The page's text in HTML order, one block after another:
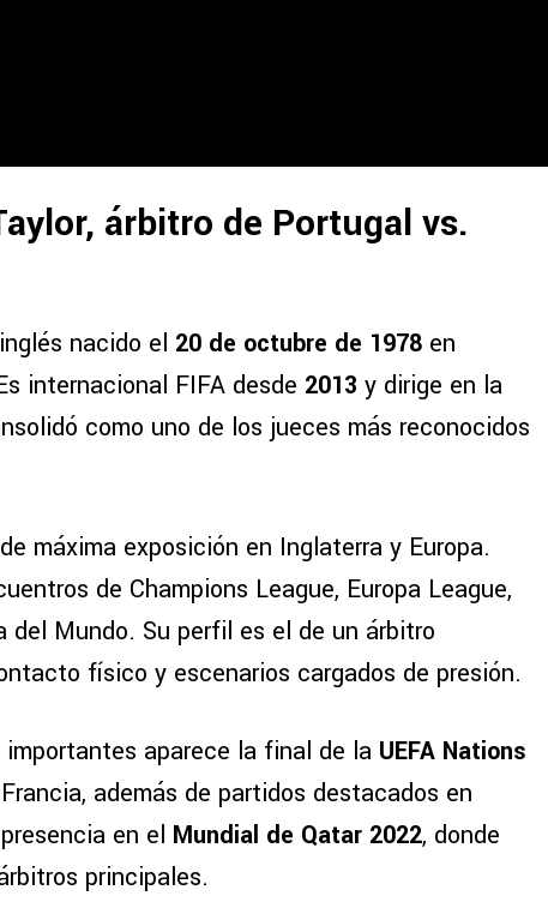
árbitro de Portugal vs.
nacido el 20 de octubre de 1978 en
internacional FIFA desde 2013 y dirige en la
como uno de los jueces más reconocidos
máxima exposición en Inglaterra y Europa.
de Champions League, Europa League,
del Mundo. Su perfil es el de un árbitro
físico y escenarios cargados de presión.
aparece la final de la UEFA Nations
además de partidos destacados en
en el Mundial de Qatar 2022, donde
principales.